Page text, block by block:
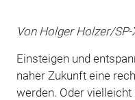
Von Holger Holzer/SP-
Einsteigen und
naher Zukunft eine
werden. Oder